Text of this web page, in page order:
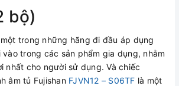
bộ)
trong những hãng đi đầu áp dụng
trong các sản phẩm gia dụng, nhằm
nhất cho người sử dụng. Và chiếc
âm tủ Fujishan FJVN12 – S06TF là một